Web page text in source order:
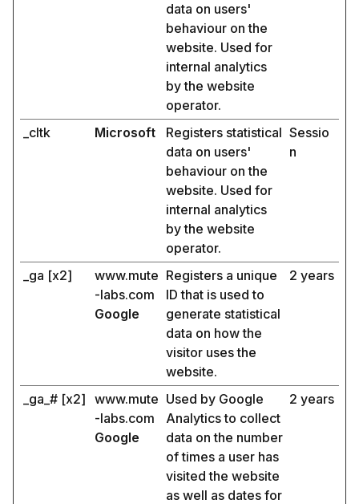
data on users'
behaviour on the
website. Used for
internal analytics
by the website
operator.
_cltk Microsoft
Registers statistical
data on users'
behaviour on the
website. Used for
internal analytics
by the website
operator.
Sessio
n
_ga [x2]
www.mute
-labs.com
Google
Registers a unique
ID that is used to
generate statistical
data on how the
visitor uses the
website.
2 years
_ga_# [x2] www.mute
-labs.com
Google
Used by Google
Analytics to collect
data on the number
of times a user has
visited the website
as well as dates for
2 years